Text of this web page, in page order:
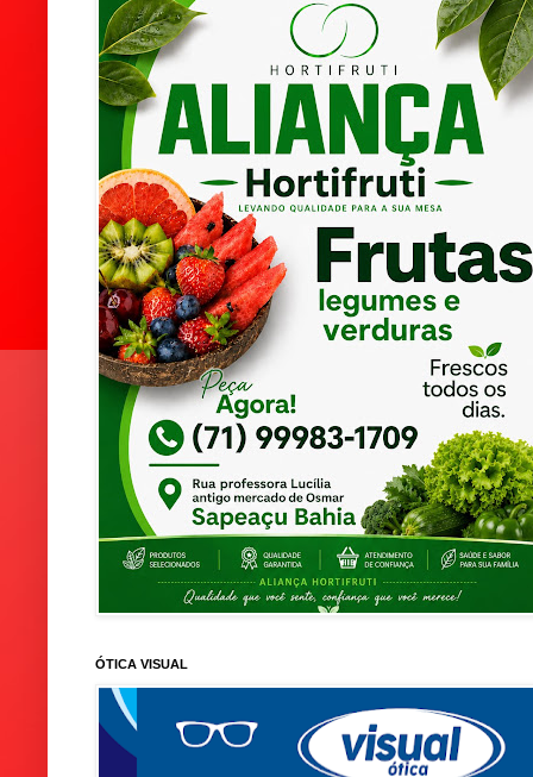
ÓTICA VISUAL